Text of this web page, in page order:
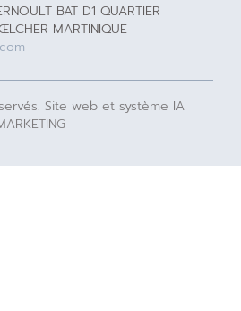
BAT D1 QUARTIER
MARTINIQUE
Site web et système IA